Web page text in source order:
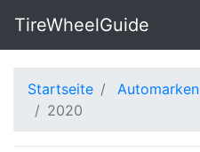
TireWheelGuide
Startseite Automarken
2020